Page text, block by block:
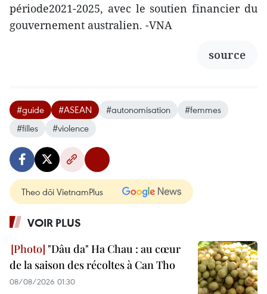
période2021-2025, avec le soutien financier du
gouvernement australien. -VNA
source
#guide #ASEAN #autonomisation
#femmes
#filles
#violence
Theo dõi VietnamPlus
VOIR PLUS
"Dâu da" Ha Chau : au cœur
de la saison des récoltes à Can Tho
08/08/2026 01:30